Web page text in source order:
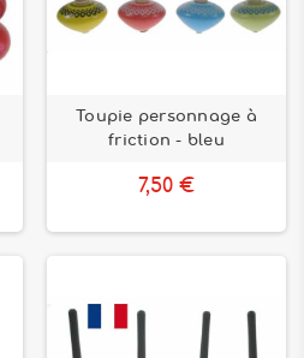
Toupie personnage à
friction - bleu
7,50 €